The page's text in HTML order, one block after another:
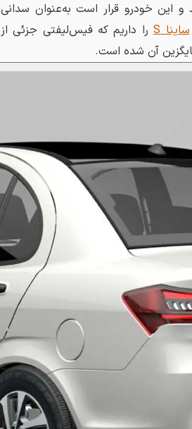
خودرو قرار است به‌عنوان سدانی
ساینا S را داریم که فیس‌لیفتی جزئی از
آن شده است.